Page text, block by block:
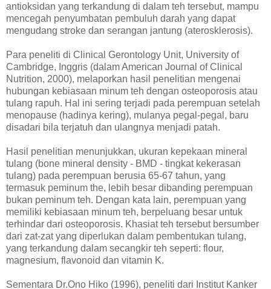
antioksidan yang terkandung di dalam teh tersebut, mampu
mencegah penyumbatan pembuluh darah yang dapat
mengudang stroke dan serangan jantung (aterosklerosis).
Para peneliti di Clinical Gerontology Unit, University of
Cambridge, Inggris (dalam American Journal of Clinical
Nutrition, 2000), melaporkan hasil penelitian mengenai
hubungan kebiasaan minum teh dengan osteoporosis atau
tulang rapuh. Hal ini sering terjadi pada perempuan setelah
menopause (hadinya kering), mulanya pegal-pegal, baru
disadari bila terjatuh dan ulangnya menjadi patah.
Hasil penelitian menunjukkan, ukuran kepekaan mineral
tulang (bone mineral density - BMD - tingkat kekerasan
tulang) pada perempuan berusia 65-67 tahun, yang
termasuk peminum the, lebih besar dibanding perempuan
bukan peminum teh. Dengan kata lain, perempuan yang
memiliki kebiasaan minum teh, berpeluang besar untuk
terhindar dari osteoporosis. Khasiat teh tersebut bersumber
dari zat-zat yang diperlukan dalam pembentukan tulang,
yang terkandung dalam secangkir teh seperti: flour,
magnesium, flavonoid dan vitamin K.
Sementara Dr.Ono Hiko (1996), peneliti dari Institut Kanker